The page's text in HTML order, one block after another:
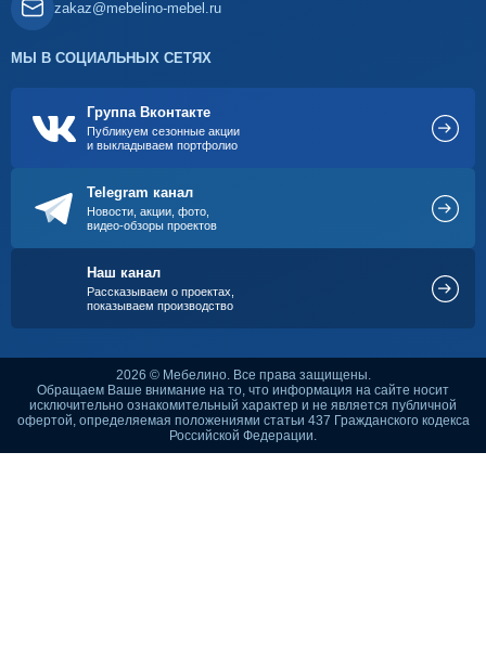
zakaz@mebelino-mebel.ru
МЫ В СОЦИАЛЬНЫХ СЕТЯХ
Группа Вконтакте
Публикуем сезонные акции
и выкладываем портфолио
Telegram канал
Новости, акции, фото,
видео-обзоры проектов
Наш канал
Рассказываем о проектах,
показываем производство
2026 © Мебелино. Все права защищены.
Обращаем Ваше внимание на то, что информация на сайте носит
исключительно ознакомительный характер и не является публичной
офертой, определяемая положениями статьи 437 Гражданского кодекса
Российской Федерации.